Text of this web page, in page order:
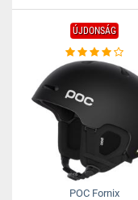
ÚJDONSÁG
POC Fornix